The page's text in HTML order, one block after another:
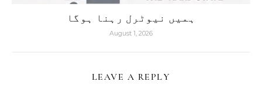
ہمیں نیوٹرل رہنا ہوگا
August 1, 2026
LEAVE A REPLY